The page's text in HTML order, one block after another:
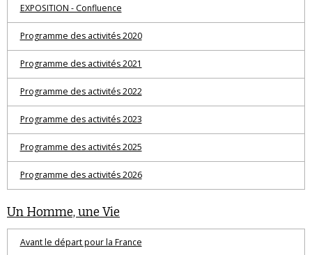
EXPOSITION - Confluence
Programme des activités 2020
Programme des activités 2021
Programme des activités 2022
Programme des activités 2023
Programme des activités 2025
Programme des activités 2026
Un Homme, une Vie
Avant le départ pour la France